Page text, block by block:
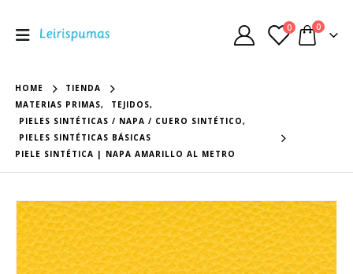
0 0
HOME
TIENDA
MATERIAS PRIMAS, TEJIDOS,
PIELES SINTÉTICAS / NAPA / CUERO SINTÉTICO,
PIELES SINTÉTICAS BÁSICAS
PIELE SINTÉTICA | NAPA AMARILLO AL METRO